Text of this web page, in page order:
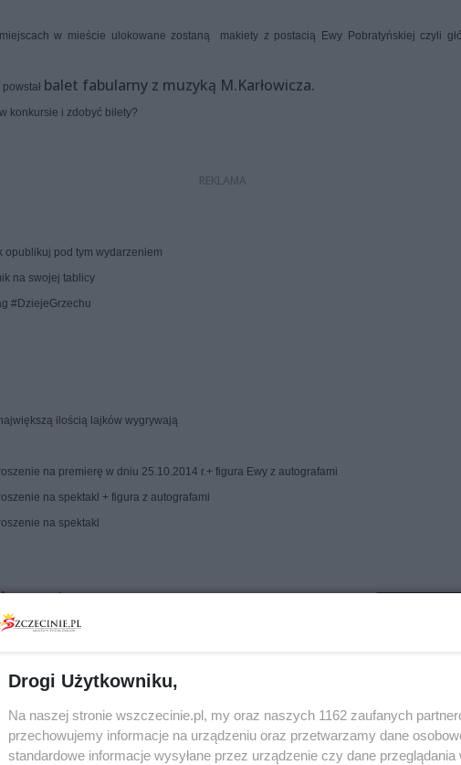
w mieście ulokowane zostaną makiety z postacią Ewy Pobratyńskiej czyli
balet fabularny z muzyką M.Karłowicza.
konkursie i zdobyć bilety?
opublikuj pod tym wydarzeniem
na swojej tablicy
#DziejeGrzechu
ilością lajków wygrywają
na premierę w dniu 25.10.2014 r.+ figura Ewy z autografami
na spektakl + figura z autografami
na spektakl
zewnętrzny
Drogi Użytkowniku,
Na naszej stronie wszczecinie.pl, my oraz naszych 1162 zaufanych
przechowujemy informacje na urządzeniu oraz przetwarzamy dane
standardowe informacje wysyłane przez urządzenie czy dane przeglądania